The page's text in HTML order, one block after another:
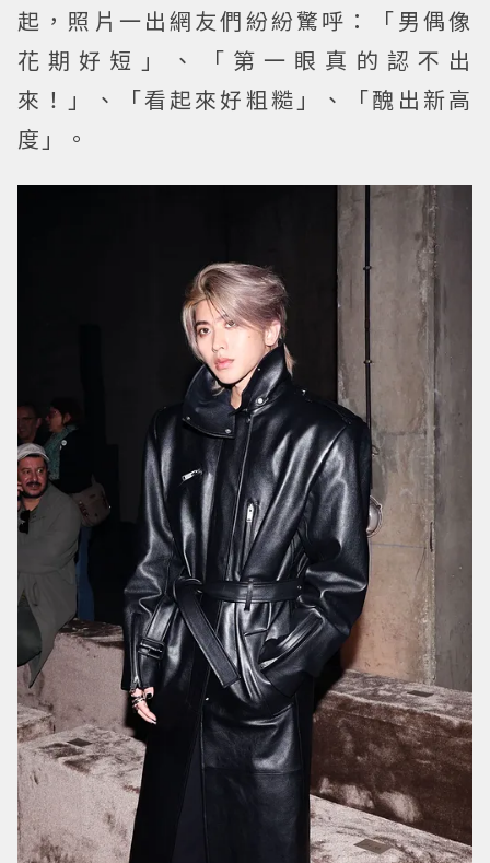
起，照片一出網友們紛紛驚呼：「男偶像
花期好短」、「第一眼真的認不出
來！」、「看起來好粗糙」、「醜出新高
度」。